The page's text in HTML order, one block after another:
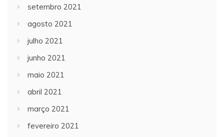
setembro 2021
agosto 2021
julho 2021
junho 2021
maio 2021
abril 2021
março 2021
fevereiro 2021